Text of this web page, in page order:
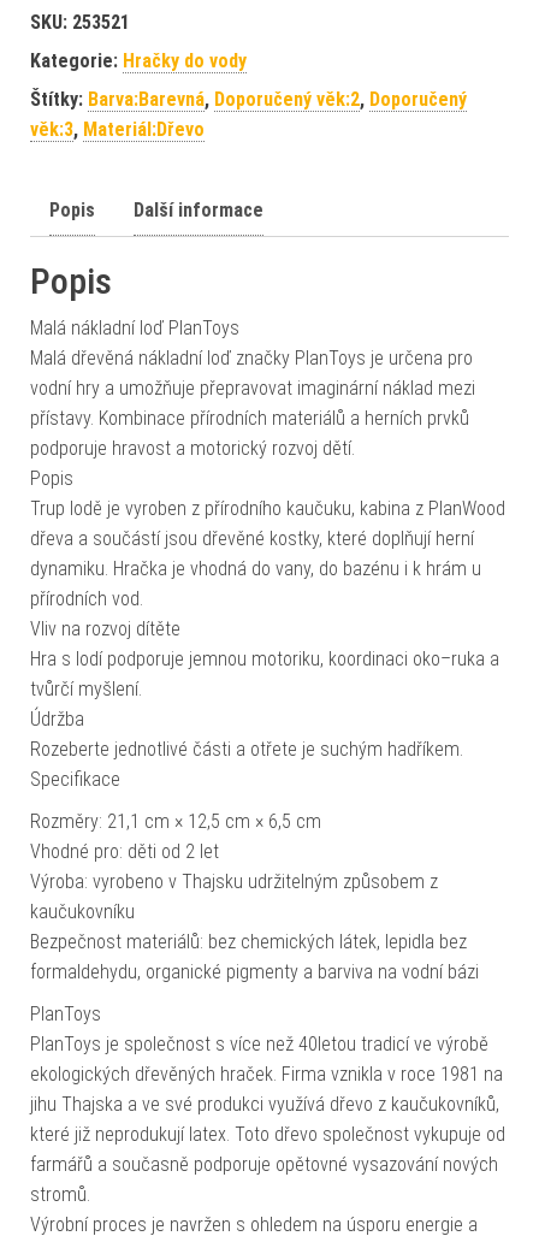
SKU: 253521
Kategorie: Hračky do vody
Štítky: Barva:Barevná, Doporučený věk:2, Doporučený
věk:3, Materiál:Dřevo
Popis Další informace
Popis
Malá nákladní loď PlanToys
Malá dřevěná nákladní loď značky PlanToys je určena pro
vodní hry a umožňuje přepravovat imaginární náklad mezi
přístavy. Kombinace přírodních materiálů a herních prvků
podporuje hravost a motorický rozvoj dětí.
Popis
Trup lodě je vyroben z přírodního kaučuku, kabina z PlanWood
dřeva a součástí jsou dřevěné kostky, které doplňují herní
dynamiku. Hračka je vhodná do vany, do bazénu i k hrám u
přírodních vod.
Vliv na rozvoj dítěte
Hra s lodí podporuje jemnou motoriku, koordinaci oko–ruka a
tvůrčí myšlení.
Údržba
Rozeberte jednotlivé části a otřete je suchým hadříkem.
Specifikace
Rozměry: 21,1 cm × 12,5 cm × 6,5 cm
Vhodné pro: děti od 2 let
Výroba: vyrobeno v Thajsku udržitelným způsobem z
kaučukovníku
Bezpečnost materiálů: bez chemických látek, lepidla bez
formaldehydu, organické pigmenty a barviva na vodní bázi
PlanToys
PlanToys je společnost s více než 40letou tradicí ve výrobě
ekologických dřevěných hraček. Firma vznikla v roce 1981 na
jihu Thajska a ve své produkci využívá dřevo z kaučukovníků,
které již neprodukují latex. Toto dřevo společnost vykupuje od
farmářů a současně podporuje opětovné vysazování nových
stromů.
Výrobní proces je navržen s ohledem na úsporu energie a